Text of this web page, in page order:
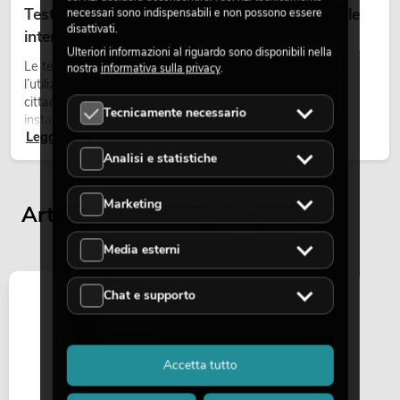
Teste mobili outdoor: teste mobili resistenti alle
intemperie per eventi
Le teste mobili outdoor sono proiettori motorizzati per
l’utilizzo all’aperto. Vengono impiegate in festival, feste
cittadine, concerti open-air, allestimenti architetturali e
installazioni temporanee all’esterno.
Leggi ora
Articoli visualizzati per ultimi
necessari sono indispensabili e non possono essere
disattivati.
Ulteriori informazioni al riguardo sono disponibili nella
nostra informativa sulla privacy.
Tecnicamente necessario
Analisi e statistiche
Marketing
Media esterni
Chat e supporto
Accetta tutto